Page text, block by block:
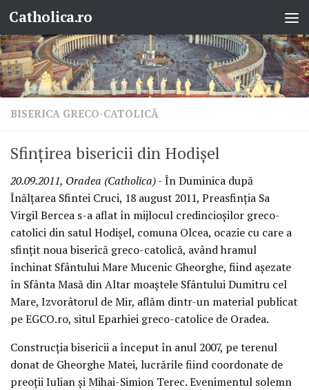
Skip to content
Catholica.ro
BISERICA GRECO-CATOLICĂ
Sfinţirea bisericii din Hodişel
20.09.2011, Oradea (Catholica)- În Duminica după
Înălţarea Sfintei Cruci, 18 august 2011, Preasfinţia Sa
Virgil Bercea s-a aflat în mijlocul credincioşilor greco-
catolici din satul Hodişel, comuna Olcea, ocazie cu care a
sfinţit noua biserică greco-catolică, având hramul
închinat Sfântului Mare Mucenic Gheorghe, fiind aşezate
în Sfânta Masă din Altar moaştele Sfântului Dumitru cel
Mare, Izvorâtorul de Mir, aflăm dintr-un material publicat
pe EGCO.ro, situl Eparhiei greco-catolice de Oradea.
Construcţia bisericii a început în anul 2007, pe terenul
donat de Gheorghe Matei, lucrările fiind coordonate de
preoţii Iulian şi Mihai-Simion Terec. Evenimentul solemn